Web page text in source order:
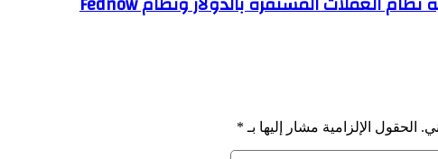
الحقول الإلزامية مشار إليها بـ *